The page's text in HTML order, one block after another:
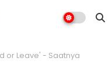
or Leave' - Saatnya